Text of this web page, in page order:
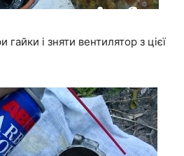
гайки і зняти вентилятор з цієї